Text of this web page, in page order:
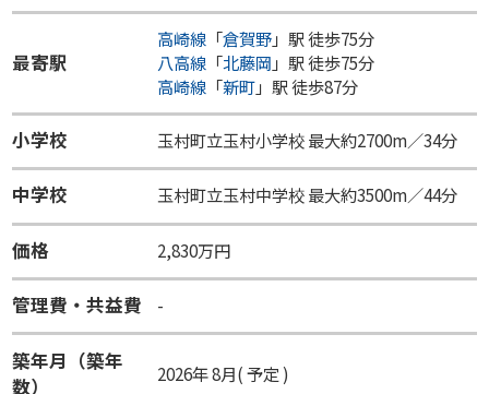
最寄駅
高崎線「倉賀野」駅 徒歩75分
八高線「北藤岡 」駅 徒歩75分
高崎線「新町」駅 徒歩87分
小学校 玉村町立玉村小学校 最大約2700m／34分
中学校 玉村町立玉村中学校 最大約3500m／44分
価格 2,830万円
管理費・共益費 -
築年月（築年
数）
2026年 8月( 予定 )